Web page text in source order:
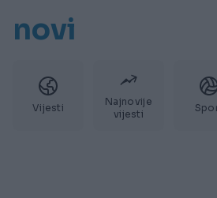
novi
Vijesti
Najnovije
vijesti